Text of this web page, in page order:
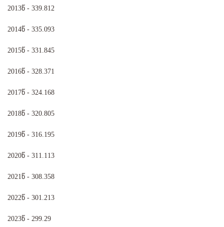
2013წ - 339.812
2014წ - 335.093
2015წ - 331.845
2016წ - 328.371
2017წ - 324.168
2018წ - 320.805
2019წ - 316.195
2020წ - 311.113
2021წ - 308.358
2022წ - 301.213
2023წ - 299.29